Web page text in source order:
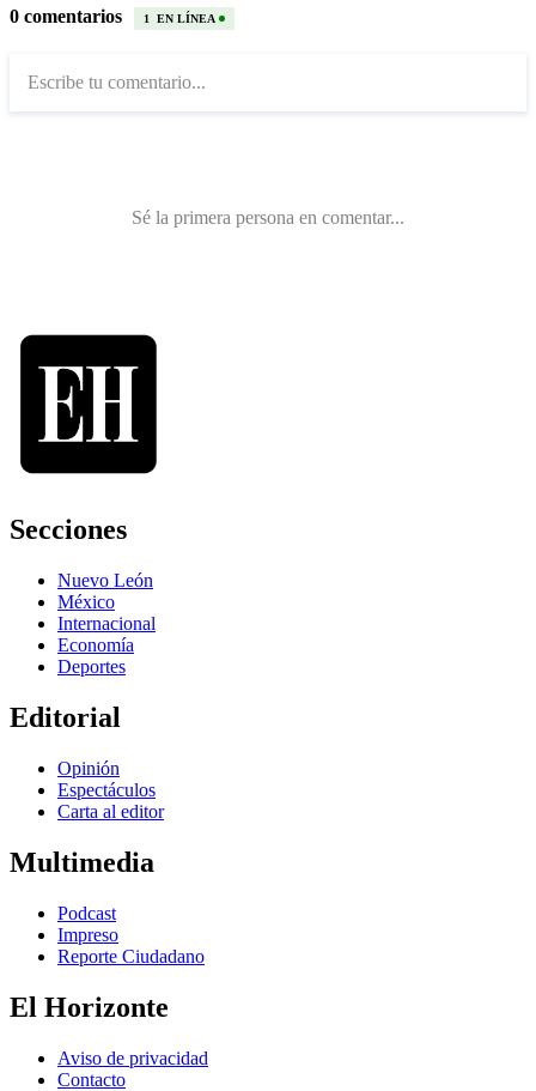
Secciones
Nuevo León
México
Internacional
Economía
Deportes
Editorial
Opinión
Espectáculos
Carta al editor
Multimedia
Podcast
Impreso
Reporte Ciudadano
El Horizonte
Aviso de privacidad
Contacto